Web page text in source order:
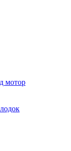
мотор